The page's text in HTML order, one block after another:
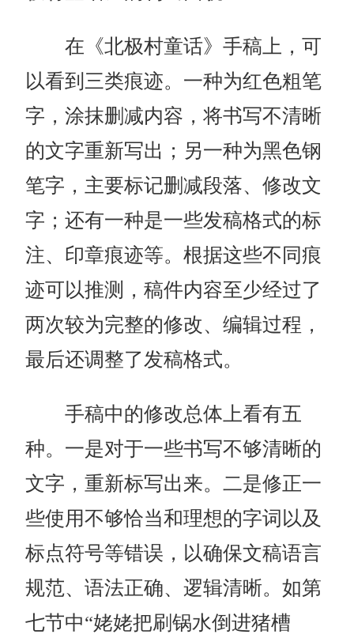
在《北极村童话》手稿上，可
以看到三类痕迹。一种为红色粗笔
字，涂抹删减内容，将书写不清晰
的文字重新写出；另一种为黑色钢
笔字，主要标记删减段落、修改文
字；还有一种是一些发稿格式的标
注、印章痕迹等。根据这些不同痕
迹可以推测，稿件内容至少经过了
两次较为完整的修改、编辑过程，
最后还调整了发稿格式。
手稿中的修改总体上看有五
种。一是对于一些书写不够清晰的
文字，重新标写出来。二是修正一
些使用不够恰当和理想的字词以及
标点符号等错误，以确保文稿语言
规范、语法正确、逻辑清晰。如第
七节中“姥姥把刷锅水倒进猪槽